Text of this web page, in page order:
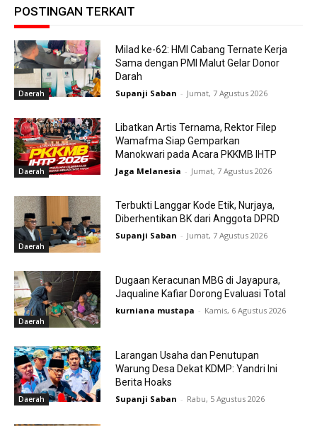
POSTINGAN TERKAIT
Daerah
Milad ke-62: HMI Cabang Ternate Kerja
Sama dengan PMI Malut Gelar Donor
Darah
Supanji Saban - Jumat, 7 Agustus 2026
Daerah
Libatkan Artis Ternama, Rektor Filep
Wamafma Siap Gemparkan
Manokwari pada Acara PKKMB IHTP
Jaga Melanesia - Jumat, 7 Agustus 2026
Daerah
Terbukti Langgar Kode Etik, Nurjaya,
Diberhentikan BK dari Anggota DPRD
Supanji Saban - Jumat, 7 Agustus 2026
Daerah
Dugaan Keracunan MBG di Jayapura,
Jaqualine Kafiar Dorong Evaluasi Total
kurniana mustapa - Kamis, 6 Agustus 2026
Daerah
Larangan Usaha dan Penutupan
Warung Desa Dekat KDMP: Yandri Ini
Berita Hoaks
Supanji Saban - Rabu, 5 Agustus 2026